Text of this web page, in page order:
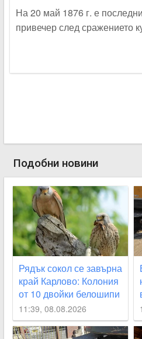
На 20 май 1876 г. е
привечер след сражението
Подобни новини
Рядък сокол се завърна
край Карлово: Колония
от 10 двойки белошипи
ветрушки вече гнезди
край Климент
11:39, 08.08.2026